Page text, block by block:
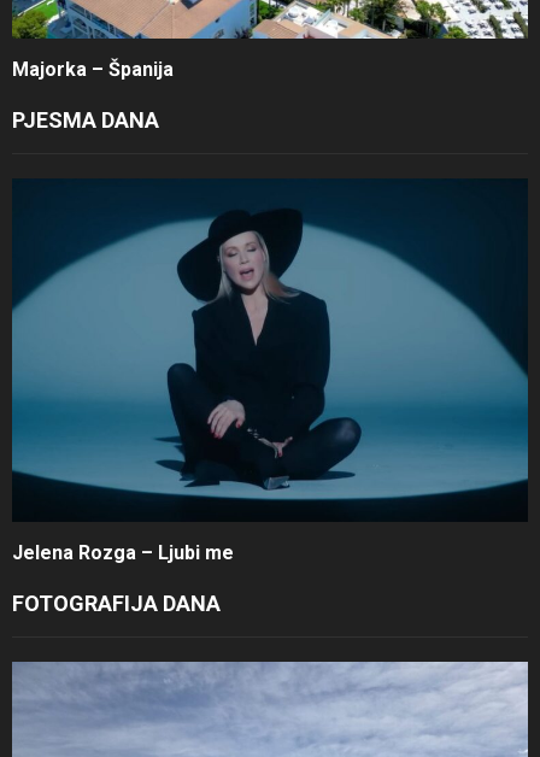
Majorka – Španija
PJESMA DANA
Jelena Rozga – Ljubi me
FOTOGRAFIJA DANA